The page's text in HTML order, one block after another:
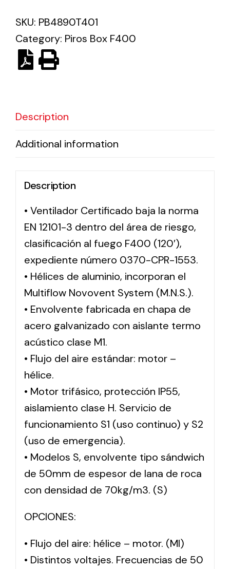
Solar lighting
Variety of solar solutions for all kinds of needs.
SKU: PB4890T401
Category: Piros Box F400
Description
Additional information
Description
• Ventilador Certificado baja la norma
EN 12101-3 dentro del área de riesgo,
clasificación al fuego F400 (120′),
expediente número 0370-CPR-1553.
• Hélices de aluminio, incorporan el
Multiflow Novovent System (M.N.S.).
• Envolvente fabricada en chapa de
acero galvanizado con aislante termo
acústico clase M1.
• Flujo del aire estándar: motor –
hélice.
• Motor trifásico, protección IP55,
aislamiento clase H. Servicio de
funcionamiento S1 (uso continuo) y S2
(uso de emergencia).
• Modelos S, envolvente tipo sándwich
de 50mm de espesor de lana de roca
con densidad de 70kg/m3. (S)
OPCIONES:
• Flujo del aire: hélice – motor. (MI)
• Distintos voltajes. Frecuencias de 50